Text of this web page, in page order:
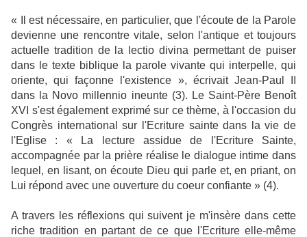
« Il est nécessaire, en particulier, que l'écoute de la Parole
devienne une rencontre vitale, selon l'antique et toujours
actuelle tradition de la lectio divina permettant de puiser
dans le texte biblique la parole vivante qui interpelle, qui
oriente, qui façonne l'existence », écrivait Jean-Paul II
dans la Novo millennio ineunte (3). Le Saint-Père Benoît
XVI s'est également exprimé sur ce thème, à l'occasion du
Congrès international sur l'Ecriture sainte dans la vie de
l'Eglise : « La lecture assidue de l'Ecriture Sainte,
accompagnée par la prière réalise le dialogue intime dans
lequel, en lisant, on écoute Dieu qui parle et, en priant, on
Lui répond avec une ouverture du coeur confiante » (4).
A travers les réflexions qui suivent je m'insère dans cette
riche tradition en partant de ce que l'Ecriture elle-même